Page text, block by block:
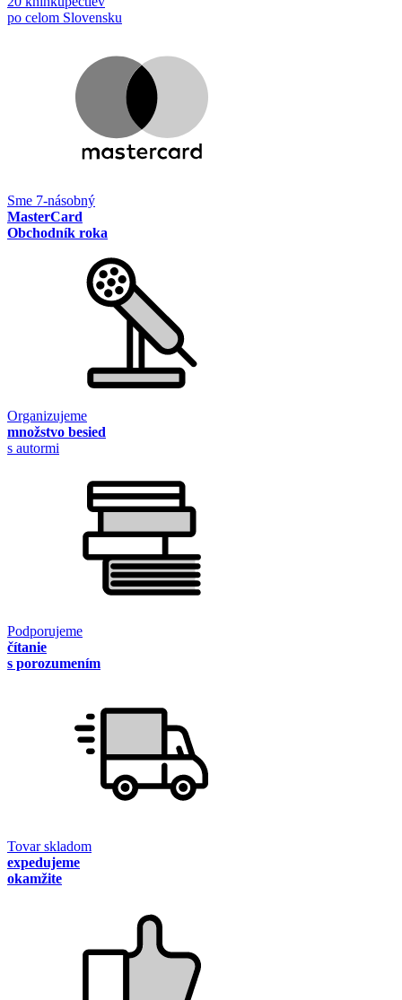
po celom Slovensku
Sme 7-násobný
MasterCard
Obchodník roka
Organizujeme
množstvo besied
s autormi
Podporujeme
čítanie
s porozumením
Tovar skladom
expedujeme
okamžite